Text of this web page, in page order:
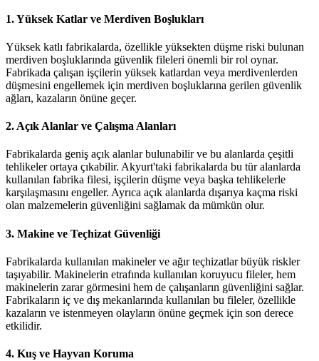
1.Yüksek Katlar ve Merdiven Boşlukları
Yüksek katlı fabrikalarda, özellikle yüksekten düşme riski bulunan
merdiven boşluklarında güvenlik fileleri önemli bir rol oynar.
Fabrikada çalışan işçilerin yüksek katlardan veya merdivenlerden
düşmesini engellemek için merdiven boşluklarına gerilen güvenlik
ağları, kazaların önüne geçer.
2. Açık Alanlar ve Çalışma Alanları
Fabrikalarda geniş açık alanlar bulunabilir ve bu alanlarda çeşitli
tehlikeler ortaya çıkabilir. Akyurt'taki fabrikalarda bu tür alanlarda
kullanılan fabrika filesi, işçilerin düşme veya başka tehlikelerle
karşılaşmasını engeller. Ayrıca açık alanlarda dışarıya kaçma riski
olan malzemelerin güvenliğini sağlamak da mümkün olur.
3. Makine ve Teçhizat Güvenliği
Fabrikalarda kullanılan makineler ve ağır teçhizatlar büyük riskler
taşıyabilir. Makinelerin etrafında kullanılan koruyucu fileler, hem
makinelerin zarar görmesini hem de çalışanların güvenliğini sağlar.
Fabrikaların iç ve dış mekanlarında kullanılan bu fileler, özellikle
kazaların ve istenmeyen olayların önüne geçmek için son derece
etkilidir.
4. Kuş ve Hayvan Koruma